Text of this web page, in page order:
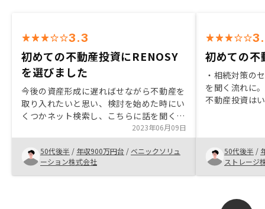
3.3
初めての不動産投資にRENOSY
を選びました
今後の資産形成に遅ればせながら不動産を
取り入れたいと思い、検討を始めた時にい
くつかネット検索し、こちらに話を聞くこ
とにしました。申込みして直ぐに電話かか
ってきたのにはびっくりしましたが、いろ
いろと疑問に思ったところや分からないこ
とを数回の打ち合わせで丁寧に教えて頂
き、納得することが出来ました。これから
2023年06月09日
50代後半 / 年収900万円台 / ベニックソリュ
ーション株式会社
初めての不
・相続対策の
を聞く流れに
不動産投資は
と感じた。オ
なところは評
うとした時に
のタイムラグ
とベター。
50代後半 /
ストレージ